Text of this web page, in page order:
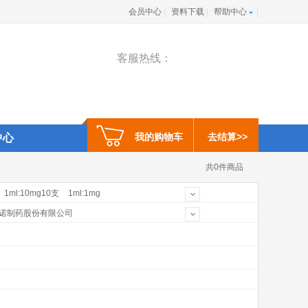
会员中心 资料下载 帮助中心
客服热线：
心 我的购物车 去结算>>
共0件商品
1ml:10mg10支
1ml:1mg
支 4000单位 5ml:125mg
制药股份有限公司